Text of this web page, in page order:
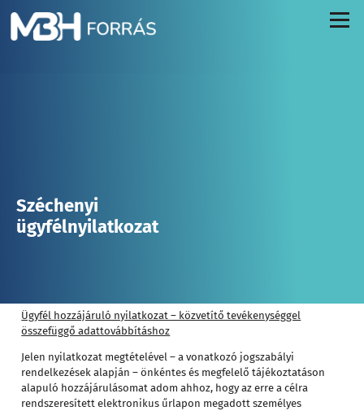
Menü
Széchenyi
ügyfélnyilatkozat
Ügyfél hozzájáruló nyilatkozat – közvetítő tevékenységgel
összefüggő adattovábbításhoz
Jelen nyilatkozat megtételével – a vonatkozó jogszabályi
rendelkezések alapján – önkéntes és megfelelő tájékoztatáson
alapuló hozzájárulásomat adom ahhoz, hogy az erre a célra
rendszeresített elektronikus űrlapon megadott személyes